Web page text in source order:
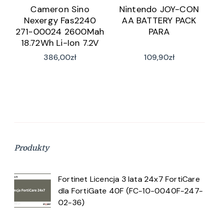
Cameron Sino
Nexergy Fas2240
271-00024 2600Mah
18.72Wh Li-Ion 7.2V
(CSNEX900BU)
386,00zł
Nintendo JOY-CON
AA BATTERY PACK
PARA
109,90zł
Produkty
Fortinet Licencja 3 lata 24x7 FortiCare
dla FortiGate 40F (FC-10-0040F-247-
02-36)